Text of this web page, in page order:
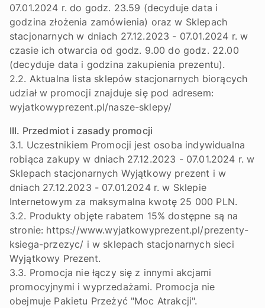
07.01.2024 r. do godz. 23.59 (decyduje data i
godzina złożenia zamówienia) oraz w Sklepach
stacjonarnych w dniach 27.12.2023 - 07.01.2024 r. w
czasie ich otwarcia od godz. 9.00 do godz. 22.00
(decyduje data i godzina zakupienia prezentu).
2.2. Aktualna lista sklepów stacjonarnych biorących
udział w promocji znajduje się pod adresem:
wyjatkowyprezent.pl/nasze-sklepy/
III. Przedmiot i zasady promocji
3.1. Uczestnikiem Promocji jest osoba indywidualna
robiąca zakupy w dniach 27.12.2023 - 07.01.2024 r. w
Sklepach stacjonarnych Wyjątkowy prezent i w
dniach 27.12.2023 - 07.01.2024 r. w Sklepie
Internetowym za maksymalna kwotę 25 000 PLN.
3.2. Produkty objęte rabatem 15% dostępne są na
stronie: https://www.wyjatkowyprezent.pl/prezenty-
ksiega-przezyc/ i w sklepach stacjonarnych sieci
Wyjątkowy Prezent.
3.3. Promocja nie łączy się z innymi akcjami
promocyjnymi i wyprzedażami. Promocja nie
obejmuje Pakietu Przeżyć "Moc Atrakcji".